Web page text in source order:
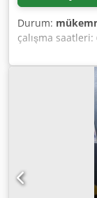
Durum:
çalışma saatleri:
,
Dwodpfxsy A
Üretim yılı: